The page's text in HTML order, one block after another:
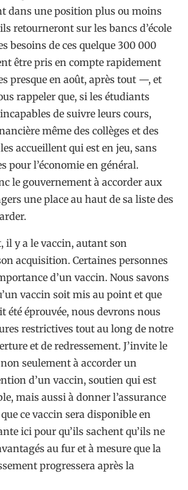
dans une position plus ou moins
retourneront sur les bancs d’école
besoins de ces quelque 300 000
être pris en compte rapidement
presque en août, après tout —, et
rappeler que, si les étudiants
de suivre leurs cours,
même des collèges et des
accueillent qui est en jeu, sans
pour l’économie en général.
le gouvernement à accorder aux
une place au haut de sa liste des
il y a le vaccin, autant son
acquisition. Certaines personnes
d’un vaccin. Nous savons
vaccin soit mis au point et que
été éprouvée, nous devrons nous
restrictives tout au long de notre
et de redressement. J’invite le
seulement à accorder un
d’un vaccin, soutien qui est
mais aussi à donner l’assurance
ce vaccin sera disponible en
ici pour qu’ils sachent qu’ils ne
au fur et à mesure que la
progressera après la